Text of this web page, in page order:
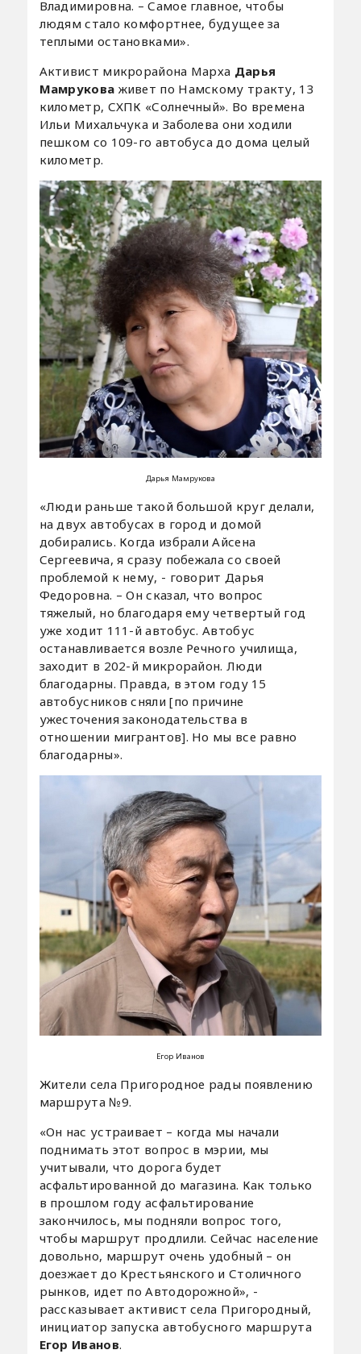
Владимировна. – Самое главное, чтобы
людям стало комфортнее, будущее за
теплыми остановками».
Активист микрорайона Марха Дарья
Мамрукова живет по Намскому тракту, 13
километр, СХПК «Солнечный». Во времена
Ильи Михальчука и Заболева они ходили
пешком со 109-го автобуса до дома целый
километр.
Дарья Мамрукова
«Люди раньше такой большой круг делали,
на двух автобусах в город и домой
добирались. Когда избрали Айсена
Сергеевича, я сразу побежала со своей
проблемой к нему, - говорит Дарья
Федоровна. – Он сказал, что вопрос
тяжелый, но благодаря ему четвертый год
уже ходит 111-й автобус. Автобус
останавливается возле Речного училища,
заходит в 202-й микрорайон. Люди
благодарны. Правда, в этом году 15
автобусников сняли [по причине
ужесточения законодательства в
отношении мигрантов]. Но мы все равно
благодарны».
Егор Иванов
Жители села Пригородное рады появлению
маршрута №9.
«Он нас устраивает – когда мы начали
поднимать этот вопрос в мэрии, мы
учитывали, что дорога будет
асфальтированной до магазина. Как только
в прошлом году асфальтирование
закончилось, мы подняли вопрос того,
чтобы маршрут продлили. Сейчас население
довольно, маршрут очень удобный – он
доезжает до Крестьянского и Столичного
рынков, идет по Автодорожной», -
рассказывает активист села Пригородный,
инициатор запуска автобусного маршрута
Егор Иванов.